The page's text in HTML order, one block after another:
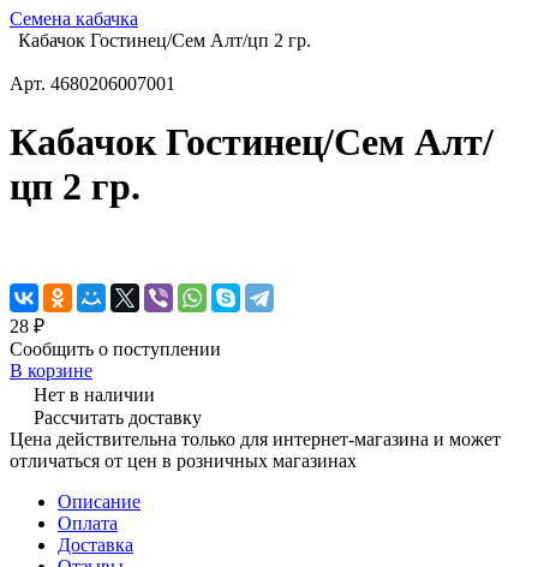
Семена кабачка
Кабачок Гостинец/Сем Алт/цп 2 гр.
Арт. 4680206007001
Кабачок Гостинец/Сем Алт/
цп 2 гр.
28 ₽
Сообщить о поступлении
В корзине
Нет в наличии
Рассчитать доставку
Цена действительна только для интернет-магазина и может
отличаться от цен в розничных магазинах
Описание
Оплата
Доставка